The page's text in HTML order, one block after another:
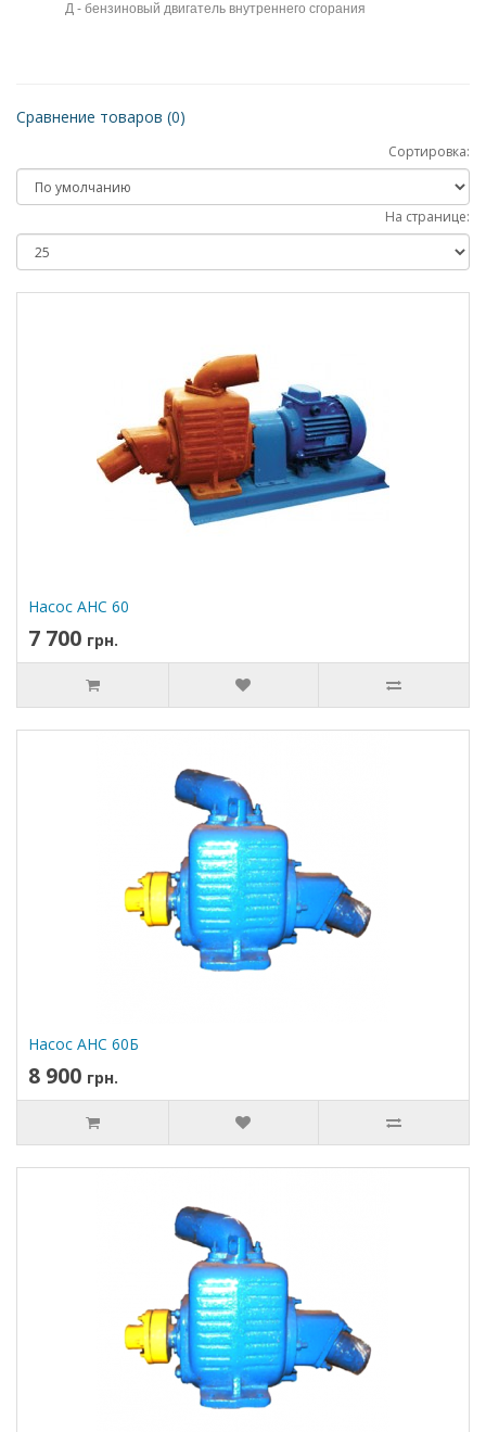
Д - бензиновый двигатель внутреннего сгорания
Сравнение товаров (0)
Сортировка:
На странице:
Насос АНС 60
7 700 грн.
Насос АНС 60Б
8 900 грн.